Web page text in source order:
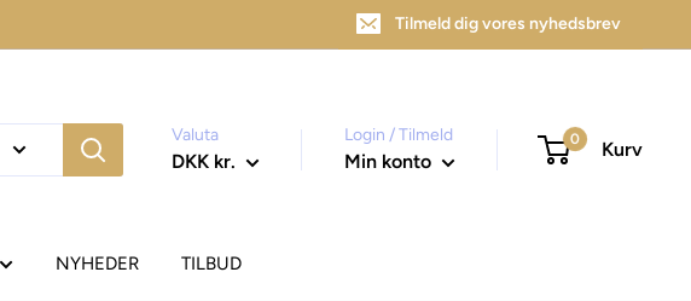
Tilmeld dig vores nyhedsbrev
Valuta
DKK kr.
Login / Tilmeld
Min konto
0 Kurv
NYHEDER TILBUD